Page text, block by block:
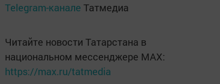
Telegram-канале Татмедиа
Читайте новости Татарстана в
национальном мессенджере MАХ:
https://max.ru/tatmedia